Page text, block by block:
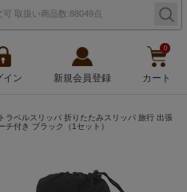
イン 新規会員登録
0
カート
ラベルスリッパ 折りたたみスリッパ 旅行 出張
チ付き ブラック（1セット）